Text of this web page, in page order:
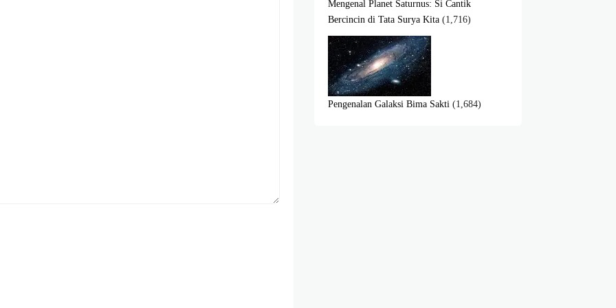
Mengenal Planet Saturnus: Si Cantik
Bercincin di Tata Surya Kita (1,716)
Pengenalan Galaksi Bima Sakti (1,684)